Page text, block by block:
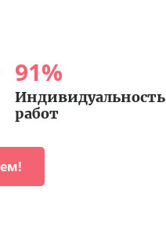
91%
Индивидуальность
работ